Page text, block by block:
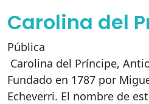
Carolina del
Pública
Carolina del Príncipe,
Fundado en 1787 por
Echeverri. El nombre de